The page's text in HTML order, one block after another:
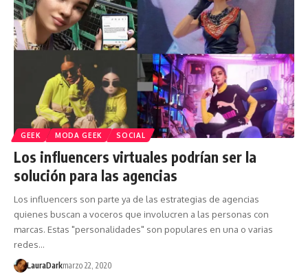
GEEK MODA GEEK SOCIAL
Los influencers virtuales podrían ser la
solución para las agencias
Los influencers son parte ya de las estrategias de agencias
quienes buscan a voceros que involucren a las personas con
marcas. Estas "personalidades" son populares en una o varias
redes…
LauraDarkmarzo 22, 2020